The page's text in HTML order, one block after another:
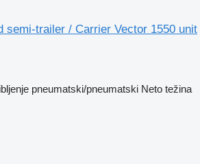
semi-trailer / Carrier Vector 1550 unit
pneumatski/pneumatski Neto težina